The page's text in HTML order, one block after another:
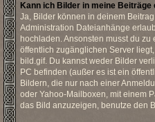
Kann ich Bilder in meine Beiträge
Ja, Bilder können in deinem
Administration Dateianhänge
hochladen. Ansonsten musst du
öffentlich zugänglichen Server
bild.gif. Du kannst weder Bilder
PC befinden (außer es ist ein
Bildern, die nur nach einer
oder Yahoo-Mailboxen, mit einem
das Bild anzuzeigen, benutze den